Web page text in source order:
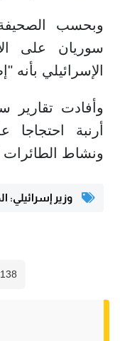
وبحسب
سوريان على
الإسرائيلي بأنه
وأفادت تقارير
أرنبة
ونشاط الطائرات
وزير إسرائيلي: